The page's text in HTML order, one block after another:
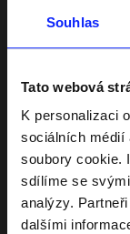
Souhlas
Tato webová
K personalizaci
sociálních médií
soubory cookie.
sdílíme se
analýzy.
dalšími